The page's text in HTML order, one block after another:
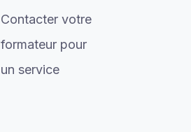
Contacter votre
formateur pour
un service